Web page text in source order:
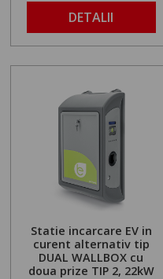
DETALII
Statie incarcare EV in
curent alternativ tip
DUAL WALLBOX cu
doua prize TIP 2, 22kW